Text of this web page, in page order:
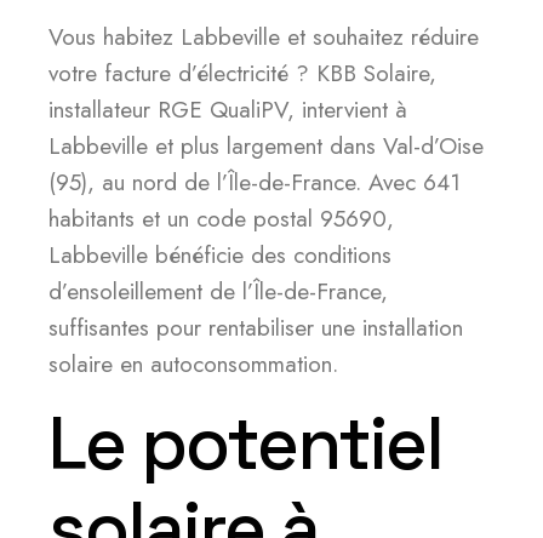
Vous habitez Labbeville et souhaitez réduire
votre facture d’électricité ? KBB Solaire,
installateur RGE QualiPV, intervient à
Labbeville et plus largement dans Val-d’Oise
(95), au nord de l’Île-de-France. Avec 641
habitants et un code postal 95690,
Labbeville bénéficie des conditions
d’ensoleillement de l’Île-de-France,
suffisantes pour rentabiliser une installation
solaire en autoconsommation.
Le potentiel